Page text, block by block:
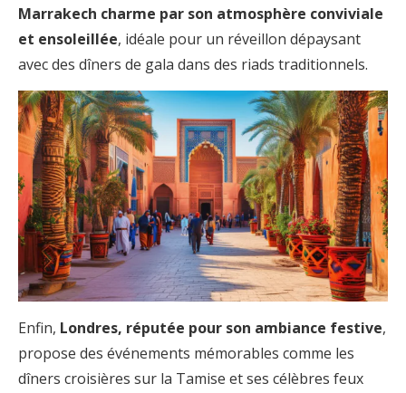
Marrakech charme par son atmosphère conviviale
et ensoleillée, idéale pour un réveillon dépaysant
avec des dîners de gala dans des riads traditionnels.
Enfin, Londres, réputée pour son ambiance festive,
propose des événements mémorables comme les
dîners croisières sur la Tamise et ses célèbres feux